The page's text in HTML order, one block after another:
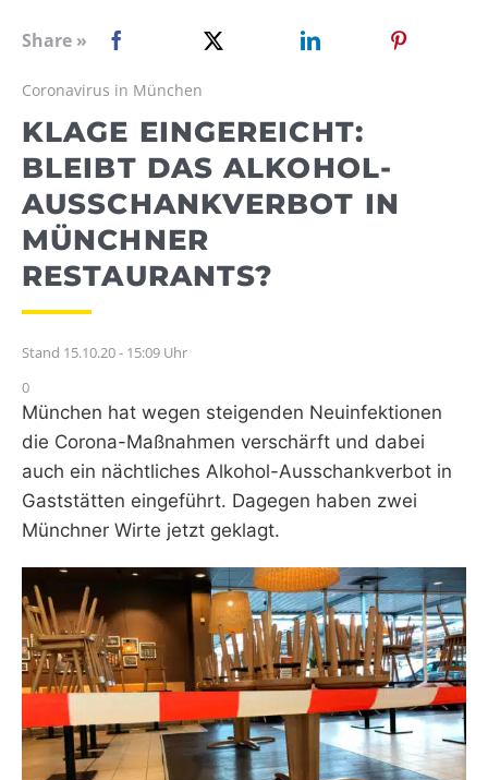
WEBRADIO
Share »
Coronavirus in München
KLAGE EINGEREICHT:
BLEIBT DAS ALKOHOL-
AUSSCHANKVERBOT IN
MÜNCHNER
RESTAURANTS?
Stand 15.10.20 - 15:09 Uhr
0
München hat wegen steigenden Neuinfektionen
die Corona-Maßnahmen verschärft und dabei
auch ein nächtliches Alkohol-Ausschankverbot in
Gaststätten eingeführt. Dagegen haben zwei
Münchner Wirte jetzt geklagt.